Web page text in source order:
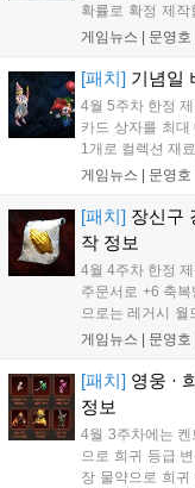
확률로 확정 제
더 높은 강화 수
켄트와 오렌 서버
세한 재료와 구
니다....
게임뉴스 | 문영호
[패치] 기념일
4월 5주차 한정
카드 상자를 최대
1개로 컬렉션 재
데이 특별 제작에
게임뉴스 | 문영호
[패치] 장신구
작 정보
4월 4주차 한정
주문서로 +6 축
으로는 레거시 월
킬북(보급)을 성
게임뉴스 | 문영호
[패치] 영웅 ·
정보
4월 3주차에는
으로 희귀 등급
장 물약으로 희